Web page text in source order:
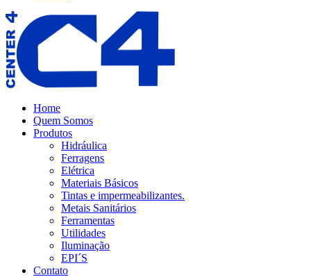
Home
Quem Somos
Produtos
Hidráulica
Ferragens
Elétrica
Materiais Básicos
Tintas e impermeabilizantes.
Metais Sanitários
Ferramentas
Utilidades
Iluminação
EPI´S
Contato